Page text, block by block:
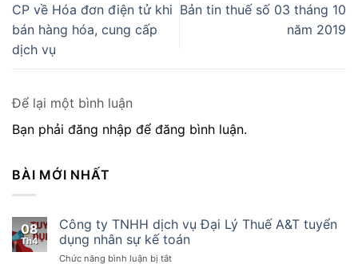
CP về Hóa đơn điện tử khi
bán hàng hóa, cung cấp
dịch vụ
Bản tin thuế số 03 tháng 10
năm 2019
Để lại một bình luận
Bạn phải đăng nhập để đăng bình luận.
BÀI MỚI NHẤT
08
Th4
Công ty TNHH dịch vụ Đại Lý Thuế A&T tuyển
dụng nhân sự kế toán
Chức năng bình luận bị tắtở